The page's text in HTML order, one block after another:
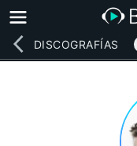
DISCOGRAFÍAS